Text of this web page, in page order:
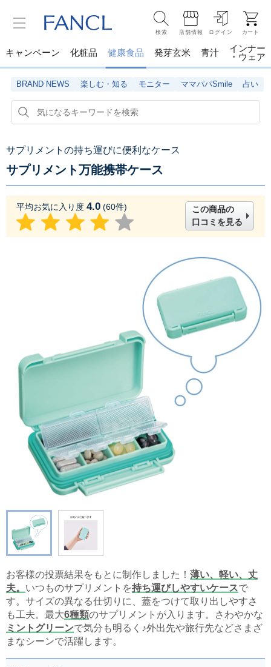
検索 店舗情報 ログイン カート
キャンペーン 化粧品 健康食品 発芽玄米 青汁
インナー
・ウェア
BRAND NEWS 楽しむ・知る モニター ママパパSmile 占い
サプリメントの持ち運びに便利なケース
サプリメント万能携帯ケース
平均お気に入り度 4.0 (60件)
この商品の
口コミを見る
お客様の投票結果をもとに制作しました！ 薄い、軽い、丈
夫。 いつものサプリメントを持ち運びしやすいケースで
す。サイズの異なる仕切りに、蓋をつけて取り出しやすさ
も工夫。最大6種類のサプリメントが入ります。さわやかな
ミントグリーンで気分も明るく♪外出先や旅行先などさまざ
まなシーンで活躍します。